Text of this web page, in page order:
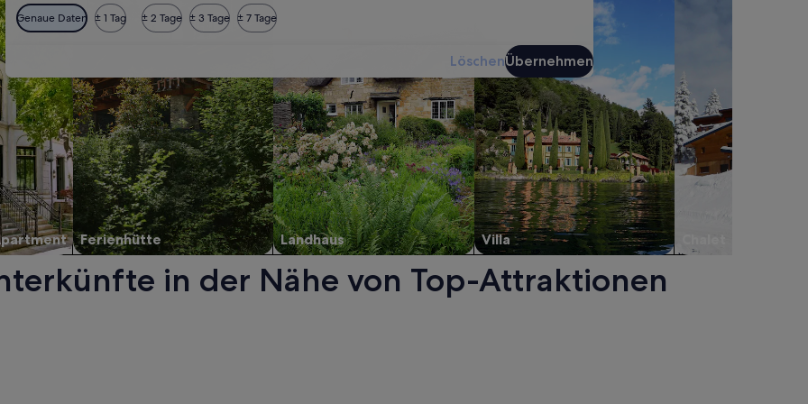
Genaue Daten ± 1 Tag ± 2 Tage ± 3 Tage ± 7 Tage
LöschenÜbernehmen
Ferienhütte Landhaus Villa
in der Nähe von Top-Attraktionen